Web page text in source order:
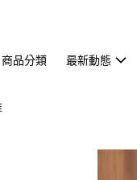
商品分類 最新動態